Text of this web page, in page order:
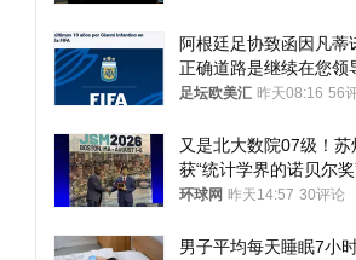
阿根廷足协致函因凡蒂
正确道路是继续在您领
足坛欧美汇 昨天08:16 56
又是北大数院07级！苏
获“统计学界的诺贝尔奖
环球网 昨天14:57 30评论
男子平均每天睡眠7小时